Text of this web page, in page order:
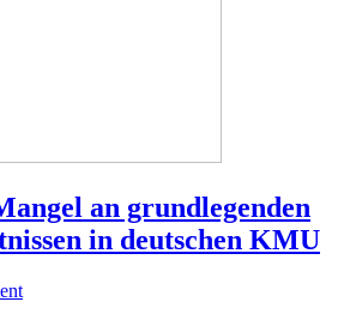
an grundlegenden
in deutschen KMU